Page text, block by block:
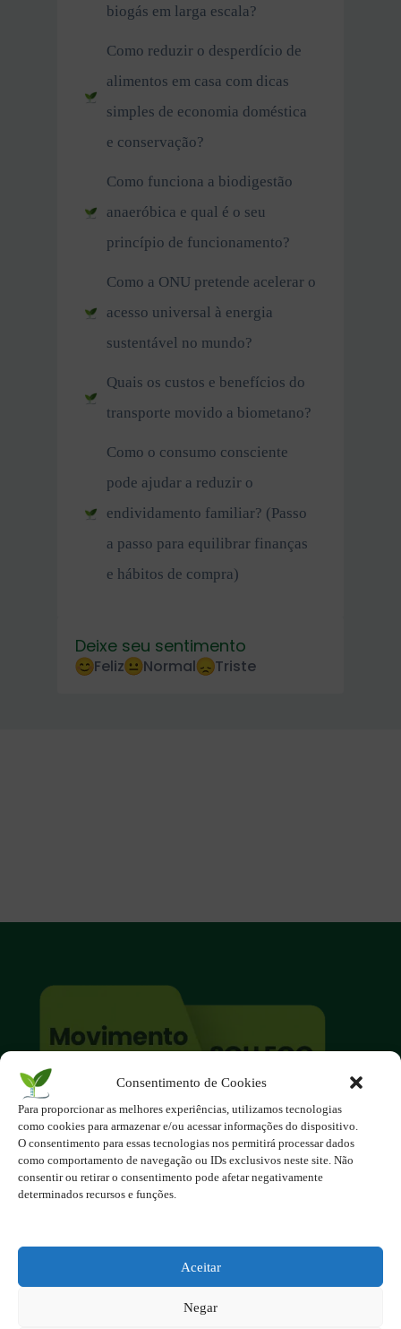
Consentimento de Cookies
Para proporcionar as melhores experiências, utilizamos tecnologias
como cookies para armazenar e/ou acessar informações do dispositivo.
O consentimento para essas tecnologias nos permitirá processar dados
como comportamento de navegação ou IDs exclusivos neste site. Não
consentir ou retirar o consentimento pode afetar negativamente
determinados recursos e funções.
Aceitar
Negar
biogás em larga escala?
Como reduzir o desperdício de
alimentos em casa com dicas
simples de economia doméstica
e conservação?
Como funciona a biodigestão
anaeróbica e qual é o seu
princípio de funcionamento?
Como a ONU pretende acelerar o
acesso universal à energia
sustentável no mundo?
Quais os custos e benefícios do
transporte movido a biometano?
Como o consumo consciente
pode ajudar a reduzir o
endividamento familiar? (Passo
a passo para equilibrar finanças
e hábitos de compra)
Deixe seu sentimento
Feliz Normal Triste
O site é um movimento ambientalista!
Participe você também!
Podemos fazer muito
se nos unirmos!
Contato - contato@123ecos.com.br
Política de Privacidade